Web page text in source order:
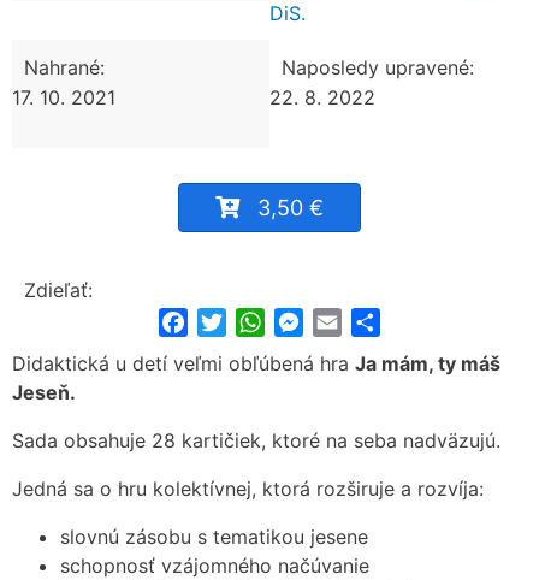
DiS.
Nahrané:
17. 10. 2021
Naposledy upravené:
22. 8. 2022
3,50 €
Zdieľať:
FacebookTwitterWhatsApp
Messenger
Email
Didaktická u detí veľmi obľúbená hra Ja mám, ty máš
Jeseň.
Sada obsahuje 28 kartičiek, ktoré na seba nadväzujú.
Jedná sa o hru kolektívnej, ktorá rozširuje a rozvíja:
slovnú zásobu s tematikou jesene
schopnosť vzájomného načúvanie